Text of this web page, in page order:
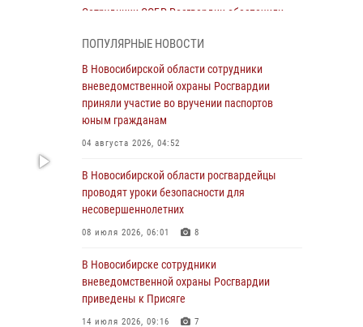
Сотрудники СОБР Росгвардии обеспечили
обысков в рамках расследования серии
мошенничеств
31 июля 2026, 07:52
В Новосибирском военном институте
30 июля 2026, 08:11 8
При силовой поддержке бойцов ОМОН и
СОБР Росгвардии пресечена деятельность
сфере страхования
29 июля 2026, 05:19
В Новосибирске сотрудниками
ПОПУЛЯРНЫЕ НОВОСТИ
В Новосибирской области сотрудники
вневедомственной охраны Росгвардии
приняли участие во вручении паспортов
юным гражданам
04 августа 2026, 04:52
В Новосибирской области росгвардейцы
проводят уроки безопасности для
несовершеннолетних
08 июля 2026, 06:01 8
В Новосибирске сотрудники
вневедомственной охраны Росгвардии
приведены к Присяге
14 июля 2026, 09:16 7